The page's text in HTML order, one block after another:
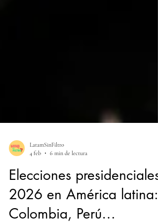
4 feb
6 min de lectura
Elecciones presidenciales
2026 en América latina: